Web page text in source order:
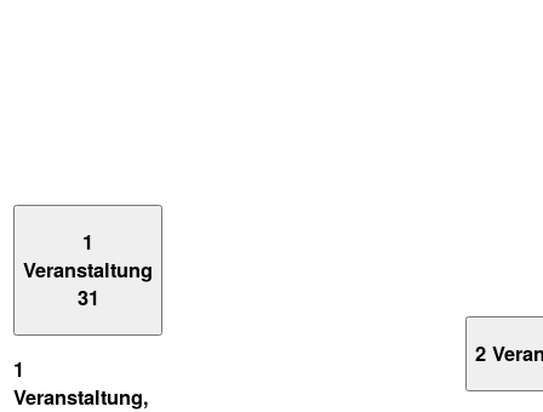
1
Veranstaltung
31
1
Veranstaltung,
2